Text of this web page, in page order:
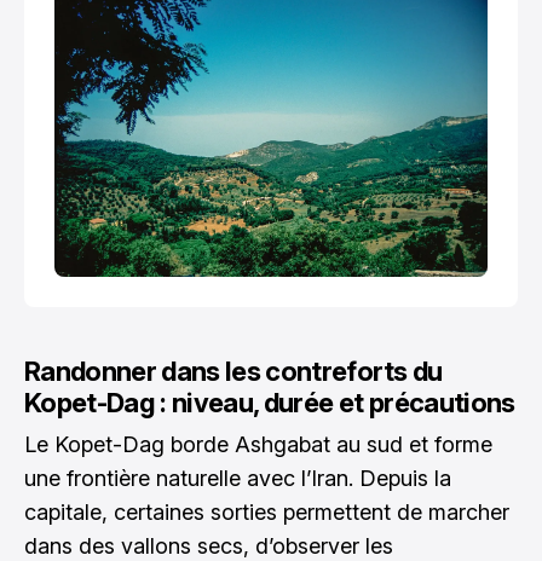
Randonner dans les contreforts du
Kopet-Dag : niveau, durée et précautions
Le Kopet-Dag borde Ashgabat au sud et forme
une frontière naturelle avec l’Iran. Depuis la
capitale, certaines sorties permettent de marcher
dans des vallons secs, d’observer les